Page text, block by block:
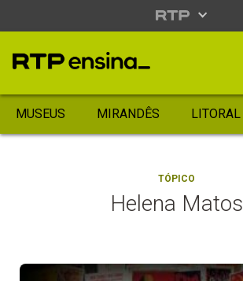
MUSEUS MIRANDÊS LITORAL
TÓPICO
Helena Matos